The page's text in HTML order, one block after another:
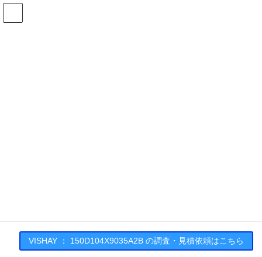
コ
ナ
VISHAY ： 150D104X9035A2B の調査・見積依頼はこちら